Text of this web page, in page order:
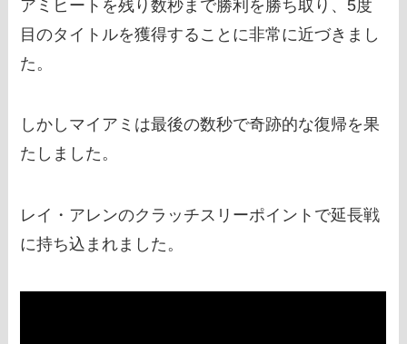
アミヒートを残り数秒まで勝利を勝ち取り、5度
目のタイトルを獲得することに非常に近づきまし
た。
しかしマイアミは最後の数秒で奇跡的な復帰を果
たしました。
レイ・アレンのクラッチスリーポイントで延長戦
に持ち込まれました。